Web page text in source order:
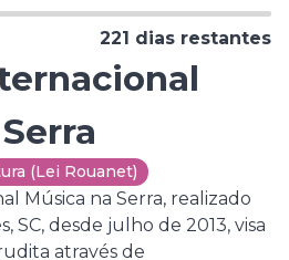
221 dias restantes
(Lei Rouanet)
Música na Serra, realizado
SC, desde julho de 2013, visa
através de